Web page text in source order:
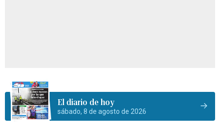
El diario de hoy
sábado, 8 de agosto de 2026